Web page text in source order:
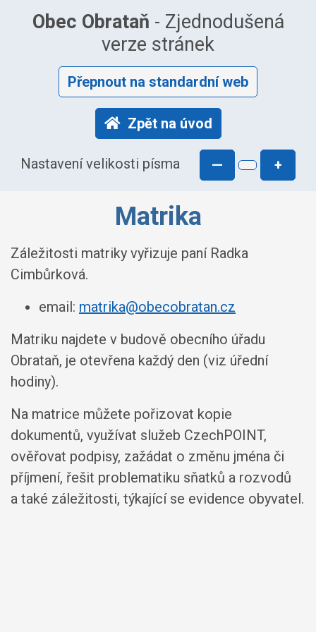
Obec Obrataň - Zjednodušená
verze stránek
Přepnout na standardní web
Zpět na úvod
Nastavení velikosti písma — +
Matrika
Záležitosti matriky vyřizuje paní Radka
Cimbůrková.
email: matrika@obecobratan.cz
Matriku najdete v budově obecního úřadu
Obrataň, je otevřena každý den (viz úřední
hodiny).
Na matrice můžete pořizovat kopie
dokumentů, využívat služeb CzechPOINT,
ověřovat podpisy, zažádat o změnu jména či
příjmení, řešit problematiku sňatků a rozvodů
a také záležitosti, týkající se evidence obyvatel.